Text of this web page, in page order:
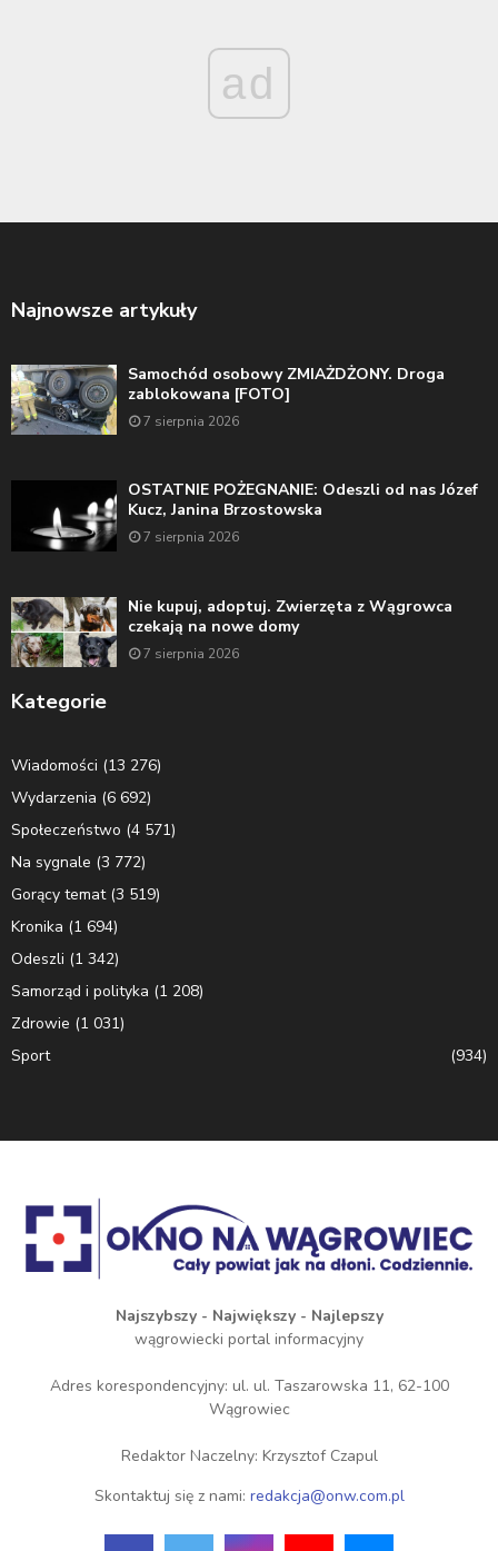
ad
Najnowsze artykuły
Samochód osobowy ZMIAŻDŻONY. Droga
zablokowana [FOTO]
7 sierpnia 2026
OSTATNIE POŻEGNANIE: Odeszli od nas Józef
Kucz, Janina Brzostowska
7 sierpnia 2026
Nie kupuj, adoptuj. Zwierzęta z Wągrowca
czekają na nowe domy
7 sierpnia 2026
Kategorie
Wiadomości (13 276)
Wydarzenia (6 692)
Społeczeństwo (4 571)
Na sygnale (3 772)
Gorący temat(3 519)
Kronika (1 694)
Odeszli (1 342)
Samorząd i polityka (1 208)
Zdrowie (1 031)
Sport
(934)
Najszybszy - Największy - Najlepszy
wągrowiecki portal informacyjny
Adres korespondencyjny: ul. ul. Taszarowska 11, 62-100
Wągrowiec
Redaktor Naczelny: Krzysztof Czapul
Skontaktuj się z nami: redakcja@onw.com.pl